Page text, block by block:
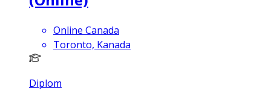
Online Canada
Toronto, Kanada
Diplom